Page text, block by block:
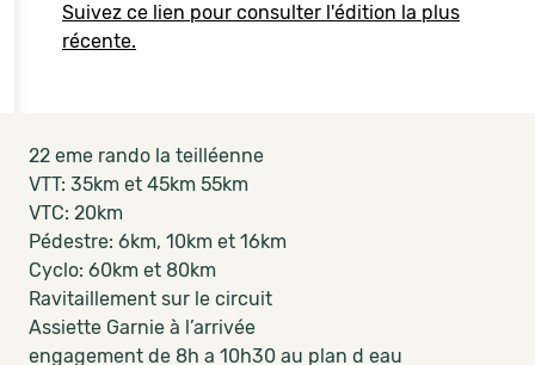
Suivez ce lien pour consulter l'édition la plus
récente.
22 eme rando la teilléenne
VTT: 35km et 45km 55km
VTC: 20km
Pédestre: 6km, 10km et 16km
Cyclo: 60km et 80km
Ravitaillement sur le circuit
Assiette Garnie à l’arrivée
engagement de 8h a 10h30 au plan d eau